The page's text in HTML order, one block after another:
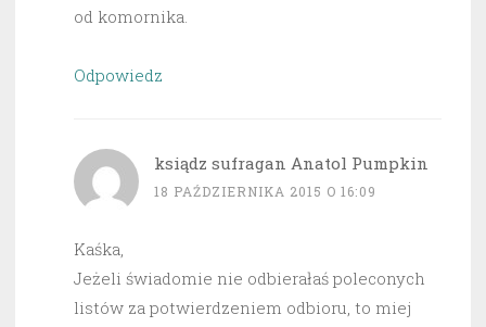
od komornika.
Odpowiedz
ksiądz sufragan Anatol Pumpkin
18 PAŹDZIERNIKA 2015 O 16:09
Kaśka,
Jeżeli świadomie nie odbierałaś poleconych
listów za potwierdzeniem odbioru, to miej